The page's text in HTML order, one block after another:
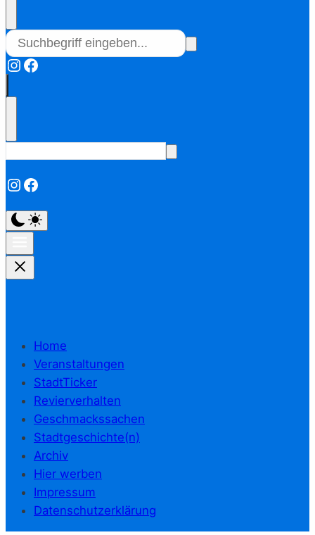
Instagram
Facebook
Instagram
Facebook
Home
Veranstaltungen
StadtTicker
Revierverhalten
Geschmackssachen
Stadtgeschichte(n)
Archiv
Hier werben
Impressum
Datenschutzerklärung